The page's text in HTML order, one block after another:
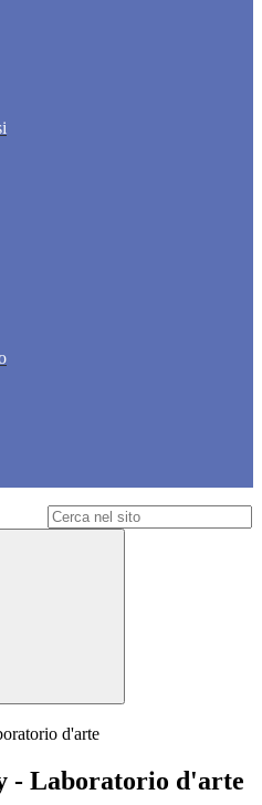
d'arte
- Laboratorio d'arte